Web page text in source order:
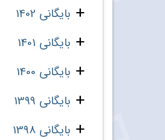
بایگانی 1402
بایگانی 1401
بایگانی 1400
بایگانی 1399
بایگانی 1398